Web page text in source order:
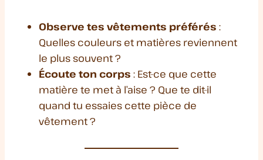
Observe tes vêtements préférés :
Quelles couleurs et matières reviennent
le plus souvent ?
Écoute ton corps : Est-ce que cette
matière te met à l’aise ? Que te dit-il
quand tu essaies cette pièce de
vêtement ?